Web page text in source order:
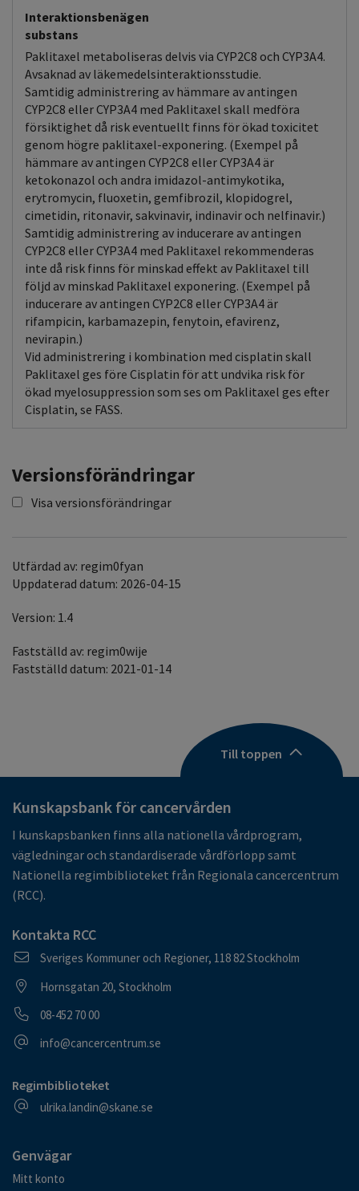
Interaktionsbenägen
substans
Paklitaxel metaboliseras delvis via CYP2C8 och CYP3A4.
Avsaknad av läkemedelsinteraktionsstudie.
Samtidig administrering av hämmare av antingen
CYP2C8 eller CYP3A4 med Paklitaxel skall medföra
försiktighet då risk eventuellt finns för ökad toxicitet
genom högre paklitaxel-exponering. (Exempel på
hämmare av antingen CYP2C8 eller CYP3A4 är
ketokonazol och andra imidazol-antimykotika,
erytromycin, fluoxetin, gemfibrozil, klopidogrel,
cimetidin, ritonavir, sakvinavir, indinavir och nelfinavir.)
Samtidig administrering av inducerare av antingen
CYP2C8 eller CYP3A4 med Paklitaxel rekommenderas
inte då risk finns för minskad effekt av Paklitaxel till
följd av minskad Paklitaxel exponering. (Exempel på
inducerare av antingen CYP2C8 eller CYP3A4 är
rifampicin, karbamazepin, fenytoin, efavirenz,
nevirapin.)
Vid administrering i kombination med cisplatin skall
Paklitaxel ges före Cisplatin för att undvika risk för
ökad myelosuppression som ses om Paklitaxel ges efter
Cisplatin, se FASS.
Versionsförändringar
Visa versionsförändringar
Utfärdad av: regim0fyan
Uppdaterad datum: 2026-04-15
Version: 1.4
Fastställd av: regim0wije
Fastställd datum: 2021-01-14
Till toppen
Kunskapsbank för cancervården
I kunskapsbanken finns alla nationella vårdprogram,
vägledningar och standardiserade vårdförlopp samt
Nationella regimbiblioteket från Regionala cancercentrum
(RCC).
Kontakta RCC
Postadress
Sveriges Kommuner och Regioner, 118 82 Stockholm
Besöksadress
Hornsgatan 20, Stockholm
Telefonnummer
08-452 70 00
E-postadress
info@cancercentrum.se
Regimbiblioteket
E-postadress
ulrika.landin@skane.se
Genvägar
Mitt konto